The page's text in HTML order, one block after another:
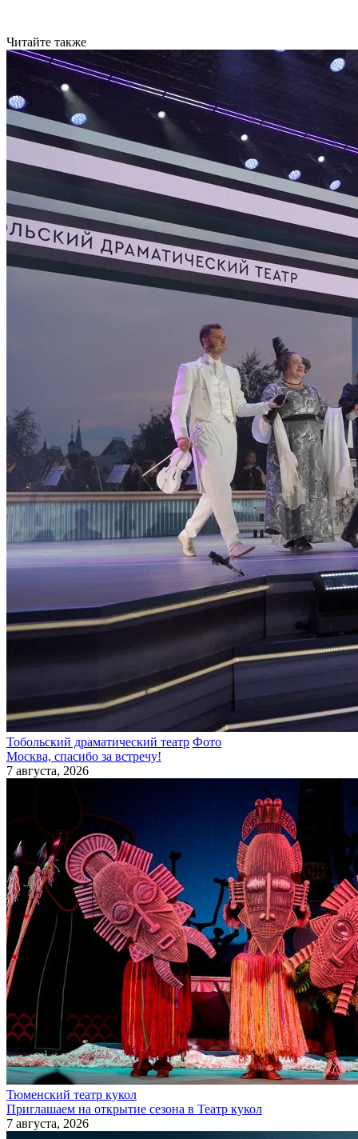
Читайте также
Тобольский драматический театр Фото
Москва, спасибо за встречу!
7 августа, 2026
Тюменский театр кукол
Приглашаем на открытие сезона в Театр кукол
7 августа, 2026